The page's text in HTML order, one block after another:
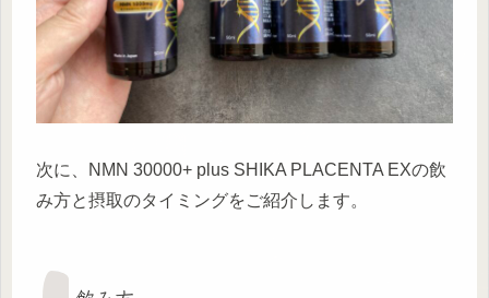
次に、NMN 30000+ plus SHIKA PLACENTA EXの飲
み方と摂取のタイミングをご紹介します。